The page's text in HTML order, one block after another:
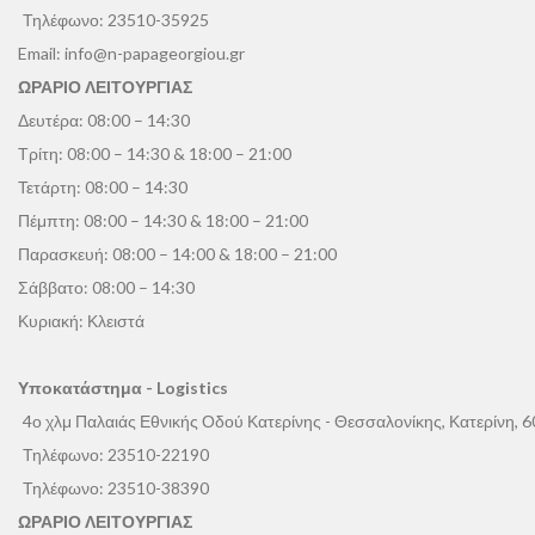
Τηλέφωνο: 23510-35925
Email: info@n-papageorgiou.gr
ΩΡΑΡΙΟ ΛΕΙΤΟΥΡΓΙΑΣ
Δευτέρα: 08:00 – 14:30
Τρίτη: 08:00 – 14:30 & 18:00 – 21:00
Τετάρτη: 08:00 – 14:30
Πέμπτη: 08:00 – 14:30 & 18:00 – 21:00
Παρασκευή: 08:00 – 14:00 & 18:00 – 21:00
Σάββατο: 08:00 – 14:30
Κυριακή: Κλειστά
Υποκατάστημα - Logistics
4ο χλμ Παλαιάς Εθνικής Οδού Κατερίνης - Θεσσαλονίκης, Κατερίνη,
Τηλέφωνο: 23510-22190
Τηλέφωνο: 23510-38390
ΩΡΑΡΙΟ ΛΕΙΤΟΥΡΓΙΑΣ